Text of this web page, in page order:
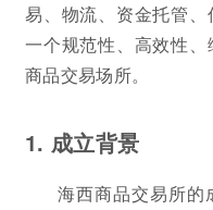
易、物流、资金托管
一个规范性、高效性
商品交易场所。
1. 成立背景
海西商品交易所的